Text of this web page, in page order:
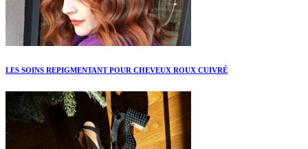
LES SOINS REPIGMENTANT POUR CHEVEUX ROUX CUIVRÉ